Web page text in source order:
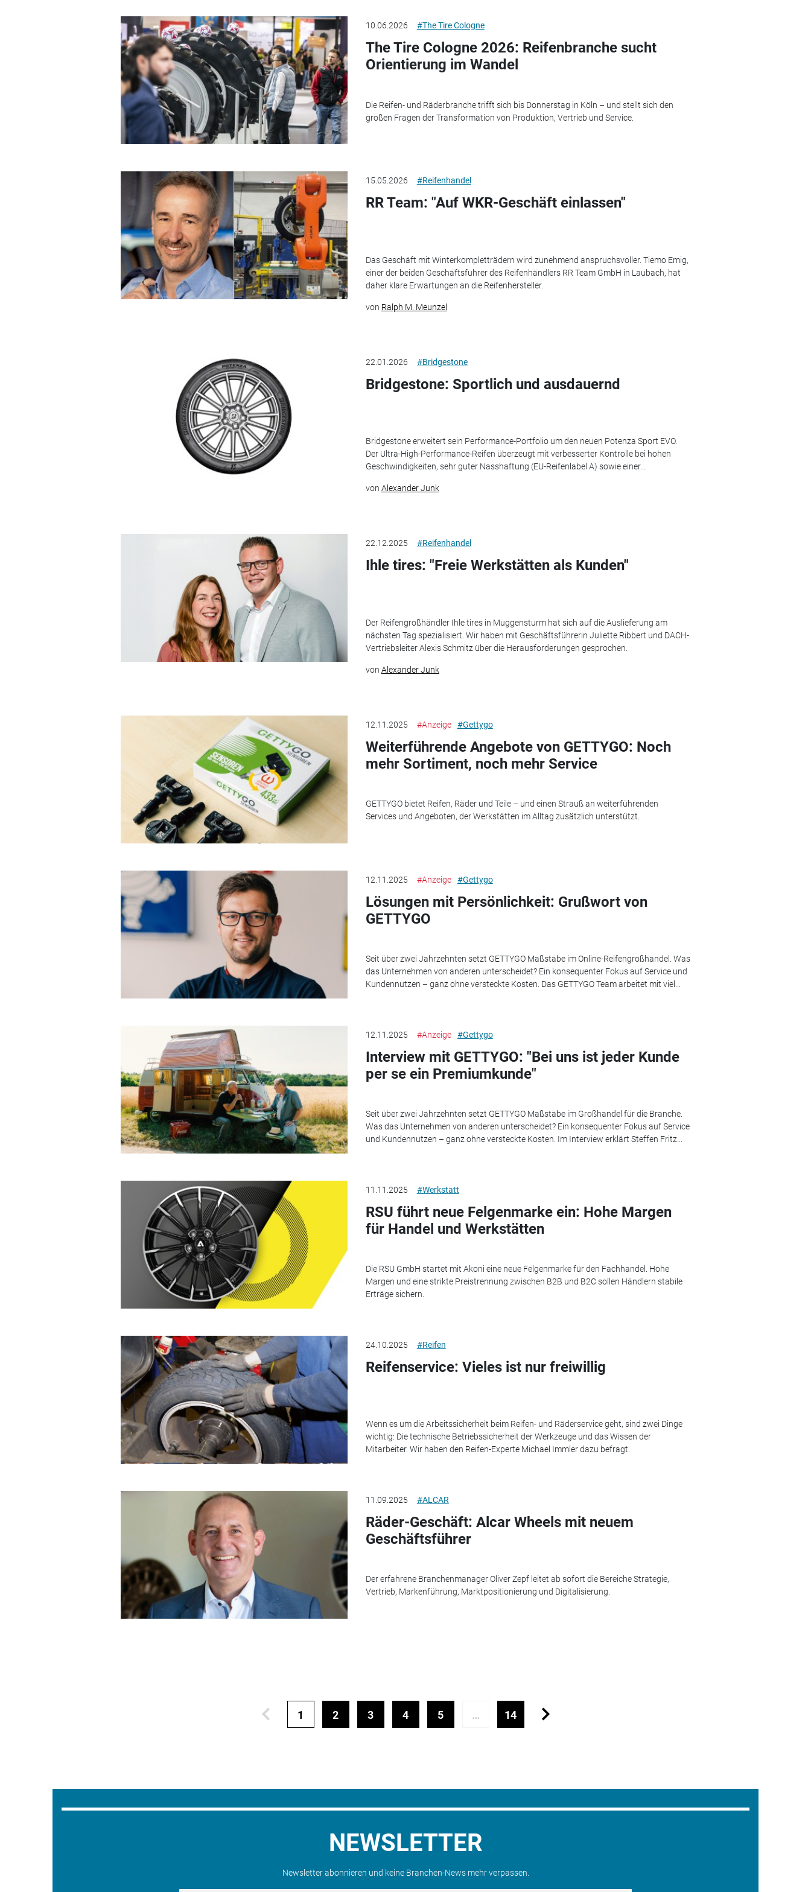
10.06.2026 #The Tire Cologne
The Tire Cologne 2026: Reifenbranche sucht
Orientierung im Wandel
Die Reifen- und Räderbranche trifft sich bis Donnerstag in Köln – und stellt sich den
großen Fragen der Transformation von Produktion, Vertrieb und Service.
15.05.2026 #Reifenhandel
RR Team: "Auf WKR-Geschäft einlassen"
Das Geschäft mit Winterkompletträdern wird zunehmend anspruchsvoller. Tiemo Emig,
einer der beiden Geschäftsführer des Reifenhändlers RR Team GmbH in Laubach, hat
daher klare Erwartungen an die Reifenhersteller.
von Ralph M. Meunzel
22.01.2026 #Bridgestone
Bridgestone: Sportlich und ausdauernd
Bridgestone erweitert sein Performance-Portfolio um den neuen Potenza Sport EVO.
Der Ultra-High-Performance-Reifen überzeugt mit verbesserter Kontrolle bei hohen
Geschwindigkeiten, sehr guter Nasshaftung (EU-Reifenlabel A) sowie einer...
von Alexander Junk
22.12.2025 #Reifenhandel
Ihle tires: "Freie Werkstätten als Kunden"
Der Reifengroßhändler Ihle tires in Muggensturm hat sich auf die Auslieferung am
nächsten Tag spezialisiert. Wir haben mit Geschäftsführerin Juliette Ribbert und DACH-
Vertriebsleiter Alexis Schmitz über die Herausforderungen gesprochen.
von Alexander Junk
12.11.2025 #Anzeige #Gettygo
Weiterführende Angebote von GETTYGO: Noch
mehr Sortiment, noch mehr Service
GETTYGO bietet Reifen, Räder und Teile – und einen Strauß an weiterführenden
Services und Angeboten, der Werkstätten im Alltag zusätzlich unterstützt.
12.11.2025 #Anzeige #Gettygo
Lösungen mit Persönlichkeit: Grußwort von
GETTYGO
Seit über zwei Jahrzehnten setzt GETTYGO Maßstäbe im Online-Reifengroßhandel. Was
das Unternehmen von anderen unterscheidet? Ein konsequenter Fokus auf Service und
Kundennutzen – ganz ohne versteckte Kosten. Das GETTYGO Team arbeitet mit viel...
12.11.2025 #Anzeige #Gettygo
Interview mit GETTYGO: "Bei uns ist jeder Kunde
per se ein Premiumkunde"
Seit über zwei Jahrzehnten setzt GETTYGO Maßstäbe im Großhandel für die Branche.
Was das Unternehmen von anderen unterscheidet? Ein konsequenter Fokus auf Service
und Kundennutzen – ganz ohne versteckte Kosten. Im Interview erklärt Steffen Fritz...
11.11.2025 #Werkstatt
RSU führt neue Felgenmarke ein: Hohe Margen
für Handel und Werkstätten
Die RSU GmbH startet mit Akoni eine neue Felgenmarke für den Fachhandel. Hohe
Margen und eine strikte Preistrennung zwischen B2B und B2C sollen Händlern stabile
Erträge sichern.
24.10.2025 #Reifen
Reifenservice: Vieles ist nur freiwillig
Wenn es um die Arbeitssicherheit beim Reifen- und Räderservice geht, sind zwei Dinge
wichtig: Die technische Betriebssicherheit der Werkzeuge und das Wissen der
Mitarbeiter. Wir haben den Reifen-Experte Michael Immler dazu befragt.
11.09.2025 #ALCAR
Räder-Geschäft: Alcar Wheels mit neuem
Geschäftsführer
Der erfahrene Branchenmanager Oliver Zepf leitet ab sofort die Bereiche Strategie,
Vertrieb, Markenführung, Marktpositionierung und Digitalisierung.
1 2 3 4 5 … 14
NEWSLETTER
Newsletter abonnieren und keine Branchen-News mehr verpassen.